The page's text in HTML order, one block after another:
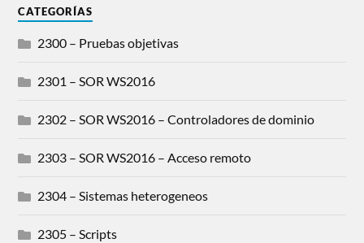
CATEGORÍAS
2300 – Pruebas objetivas
2301 – SOR WS2016
2302 – SOR WS2016 – Controladores de dominio
2303 – SOR WS2016 – Acceso remoto
2304 – Sistemas heterogeneos
2305 – Scripts